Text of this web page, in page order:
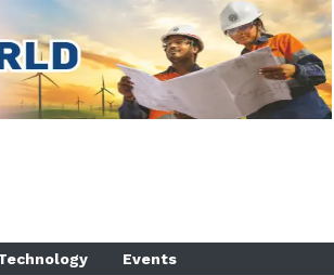
Events